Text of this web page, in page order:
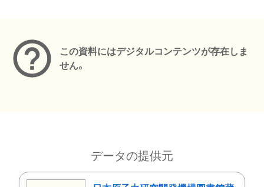
この資料にはデジタルコンテンツが存在しま
せん。
データの提供元